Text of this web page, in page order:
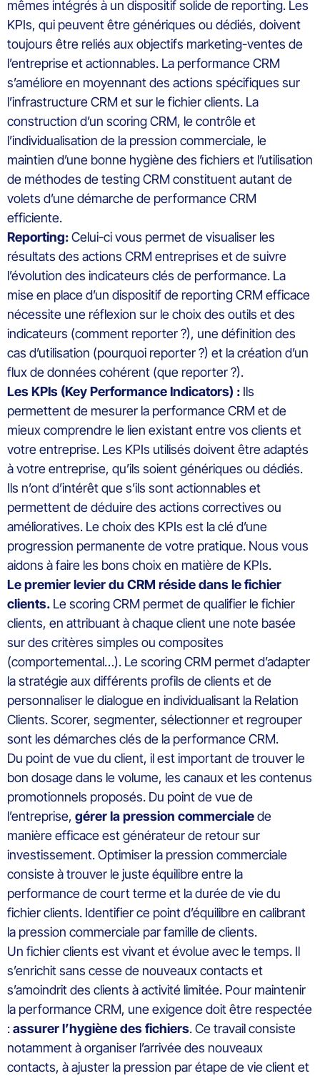
mêmes intégrés à un dispositif solide de reporting. Les
KPIs, qui peuvent être génériques ou dédiés, doivent
toujours être reliés aux objectifs marketing-ventes de
l’entreprise et actionnables. La performance CRM
s’amélioreen moyennant des actions spécifiques sur
l’infrastructure CRM et sur le fichier clients. La
construction d’un scoringCRM, le contrôle et
l’individualisation de la pression commerciale, le
maintien d’une bonne hygiène des fichiers et l’utilisation
de méthodes detestingCRM constituentautant de
volets d’une démarche de performance CRM
efficiente.
Reporting:Celui-ci vous permet de visualiser les
résultats des actions CRM entreprises et de suivre
l’évolution des indicateurs clés de performance. La
mise en place d’un dispositif de reportingCRM efficace
nécessite une réflexion sur le choix des outils et des
indicateurs (comment reporter ?), une définition des
cas d’utilisation (pourquoi reporter ?) et la création d’un
flux de données cohérent (que reporter ?).
Les KPIs (Key PerformanceIndicators) : Ils
permettent de mesurer la performance CRM et de
mieux comprendre le lien existant entre vos clients et
votre entreprise. Les KPIs utilisés doivent être adaptés
à votre entreprise, qu’ils soient génériques ou dédiés.
Ils n’ont d’intérêt que s’ils sont actionnables et
permettent de déduire des actions correctives ou
amélioratives. Le choix des KPIs est la clé d’une
progression permanente de votre pratique. Nous vous
aidons à faire les bons choix en matière de KPIs.
Le premier levier du CRM réside dans le fichier
clients. LescoringCRM permet de qualifier le fichier
clients, en attribuant à chaque client une note basée
sur des critères simples ou composites
(comportemental…). LescoringCRM permet d’adapter
la stratégie aux différents profils de clients et de
personnaliser le dialogue en individualisant la Relation
Clients. Scorer, segmenter, sélectionner et regrouper
sont les démarches clés de la performance CRM.
Du point de vue du client, il est important de trouver le
bon dosage dans le volume, les canaux et les contenus
promotionnels proposés. Du point de vue de
l’entreprise, gérer la pression commercialede
manière efficace est générateur de retour sur
investissement. Optimiser la pression commerciale
consiste à trouver le juste équilibre entre la
performance de court terme et la durée de vie du
fichier clients. Identifier ce point d’équilibre en calibrant
la pression commerciale par famille de clients.
Un fichier clients est vivant et évolue avec le temps. Il
s’enrichit sans cesse de nouveaux contacts et
s’amoindrit des clients à activité limitée. Pour maintenir
la performance CRM, une exigence doit être respectée
:assurer l’hygiène des fichiers. Ce travail consiste
notamment à organiser l’arrivée des nouveaux
contacts, à ajuster la pression par étape de vie client et